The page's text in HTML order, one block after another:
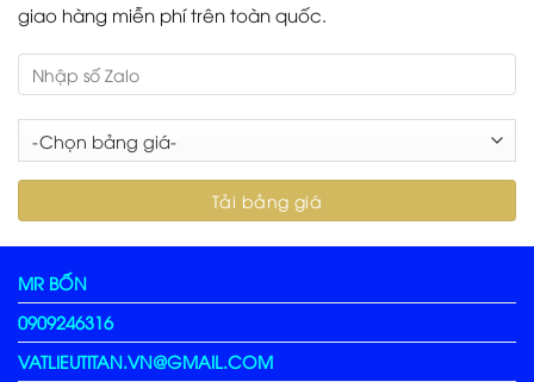
giao hàng miễn phí trên toàn quốc.
MR BỐN
0909246316
VATLIEUTITAN.VN@GMAIL.COM